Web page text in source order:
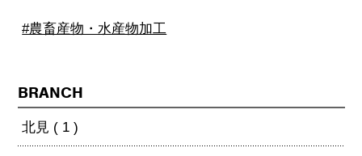
#農畜産物・水産物加工
BRANCH
北見 ( 1 )